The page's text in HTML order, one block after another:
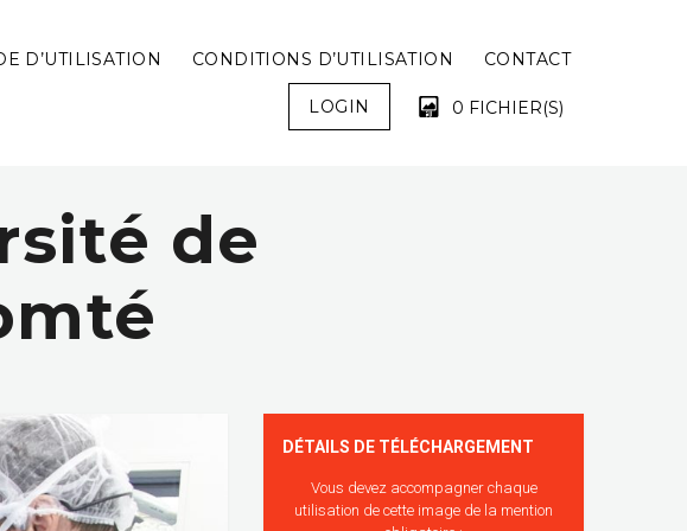
D’UTILISATION CONDITIONS D’UTILISATION CONTACT
LOGIN 0 FICHIER(S)
de
DÉTAILS DE TÉLÉCHARGEMENT
Vous devez accompagner chaque
utilisation de cette image de la mention